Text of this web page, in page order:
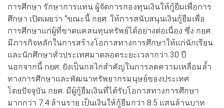
การศึกษา รักษาการแทน ผู้จัดการกองทุนเงินให้กู้ยืมเพื่อการ
ศึกษา เปิดเผยว่า “ขณะนี้ กยศ. ให้การสนับสนุนเงินกู้ยืมเพื่อ
การศึกษาแก่ผู้ที่ขาดแคลนทุนทรัพย์ได้อย่างต่อเนื่อง ซึ่ง กยศ.
มีภารกิจหลักในการสร้างโอกาสทางการศึกษาให้แก่นักเรียน
และนักศึกษาทั่วประเทศมาตลอดระยะเวลากว่า 30 ปี
นอกจากนี้ กยศ. ยังเป็นกลไกสำคัญในการลดความเหลื่อมล้ำ
ทางการศึกษาและพัฒนาทรัพยากรมนุษย์ของประเทศ
โดยปัจจุบัน กยศ. มีผู้กู้ยืมเงินที่ได้รับโอกาสทางการศึกษา
มากกว่า 7.4 ล้านราย เป็นเงินให้กู้ยืมกว่า 8.5 แสนล้านบาท